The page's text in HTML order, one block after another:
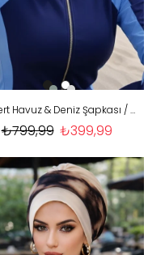
Lacivert Havuz & Deniz Şapkası / Mayo Üstüne Kullanılabilir
₺399,99
₺799,99